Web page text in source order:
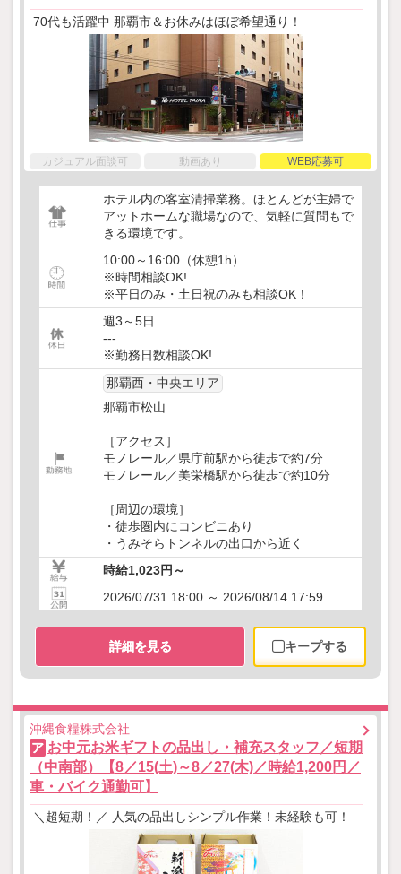
70代も活躍中 那覇市＆お休みはほぼ希望通り！
カジュアル面談可 動画あり WEB応募可
ホテル内の客室清掃業務。ほとんどが主婦で
アットホームな職場なので、気軽に質問もで
きる環境です。
10:00～16:00（休憩1h）
※時間相談OK!
※平日のみ・土日祝のみも相談OK！
週3～5日
---
※勤務日数相談OK!
那覇西・中央エリア
那覇市松山
［アクセス］
モノレール／県庁前駅から徒歩で約7分
モノレール／美栄橋駅から徒歩で約10分
［周辺の環境］
・徒歩圏内にコンビニあり
・うみそらトンネルの出口から近く
時給1,023円～
2026/07/31 18:00 ～ 2026/08/14 17:59
詳細を見る キープする
沖縄食糧株式会社
ア お中元お米ギフトの品出し・補充スタッフ／短期
（中南部）【8／15(土)～8／27(木)／時給1,200円／
車・バイク通勤可】
＼超短期！／ 人気の品出しシンプル作業！未経験も可！